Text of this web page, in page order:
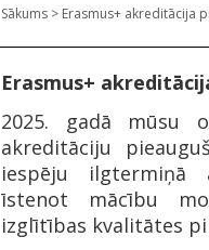
Sākums > Erasmus+ akreditācija
Erasmus+
2025. gadā mūsu
akreditāciju
iespēju ilgtermiņā
īstenot mācību
izglītības kvalitātes